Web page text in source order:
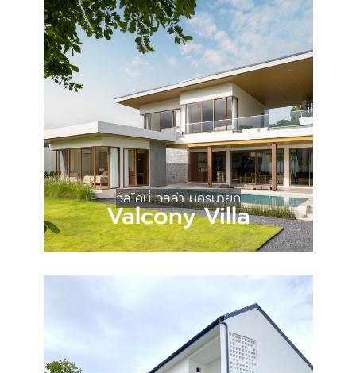
วัลโคนี่ วิลล่า นครนายก
Valcony Villa